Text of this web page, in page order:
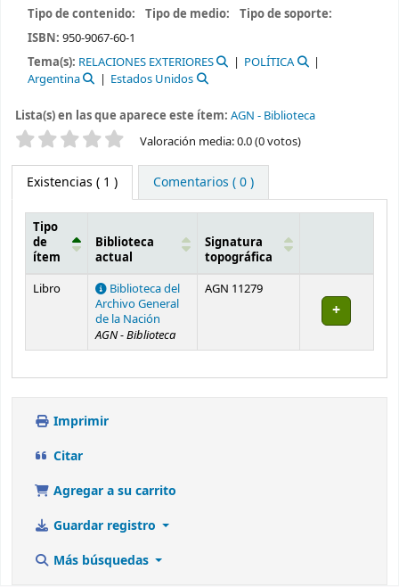
Tipo de contenido:
Tipo de medio:
Tipo de soporte:
ISBN: 950-9067-60-1
Tema(s): RELACIONES EXTERIORES
POLÍTICA
Argentina
Estados Unidos
Lista(s) en las que aparece este ítem: AGN - Biblioteca
Valoración Valoración media: 0.0 (0 votos)
Existencias ( 1 ) Comentarios ( 0 )
Existencias
Tipo
de
ítem
Biblioteca
actual
Signatura
topográfica
Libro
Biblioteca del
Archivo General
de la Nación
AGN - Biblioteca
AGN 11279
Imprimir
Citar
Agregar a su carrito
Guardar registro
Más búsquedas